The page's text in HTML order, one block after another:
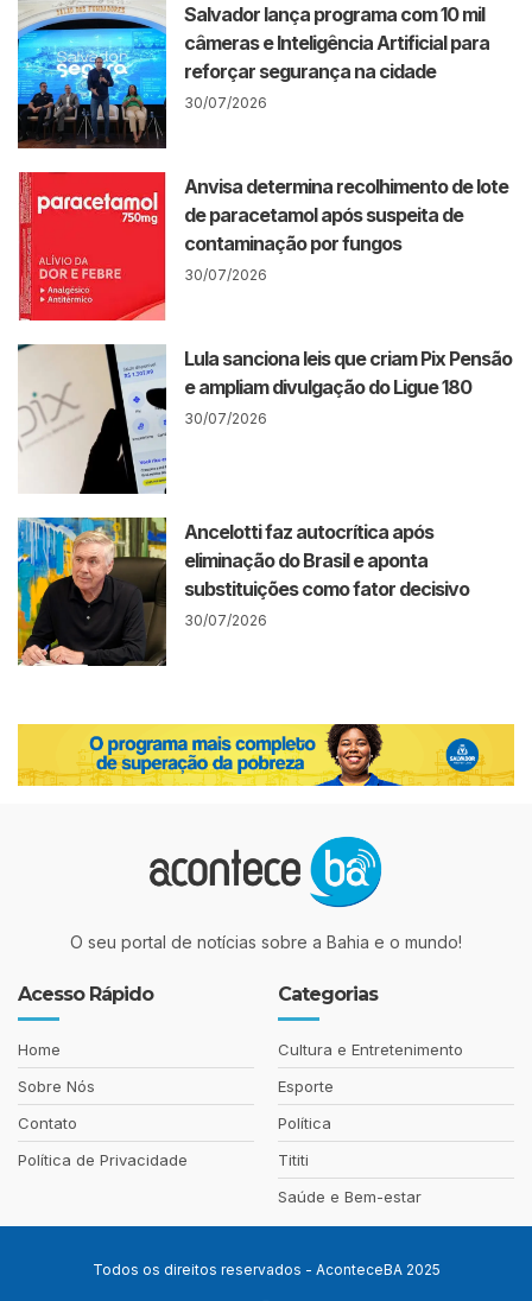
Salvador lança programa com 10 mil
câmeras e Inteligência Artificial para
reforçar segurança na cidade
30/07/2026
Anvisa determina recolhimento de lote
de paracetamol após suspeita de
contaminação por fungos
30/07/2026
Lula sanciona leis que criam Pix Pensão
e ampliam divulgação do Ligue 180
30/07/2026
Ancelotti faz autocrítica após
eliminação do Brasil e aponta
substituições como fator decisivo
30/07/2026
O seu portal de notícias sobre a Bahia e o mundo!
Acesso Rápido
Home
Sobre Nós
Contato
Política de Privacidade
Categorias
Cultura e Entretenimento
Esporte
Política
Tititi
Saúde e Bem-estar
Todos os direitos reservados - AconteceBA 2025